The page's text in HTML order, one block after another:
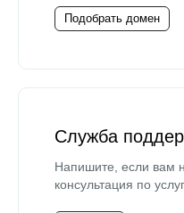
Подобрать домен
Служба
Напишите, если вам
консультация по